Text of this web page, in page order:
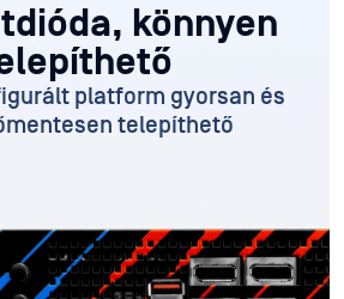
könnyen
platform gyorsan és
telepíthető